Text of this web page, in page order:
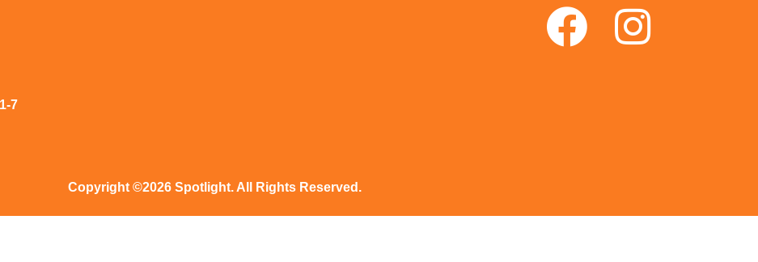
7
Copyright ©2026 Spotlight. All Rights Reserved.